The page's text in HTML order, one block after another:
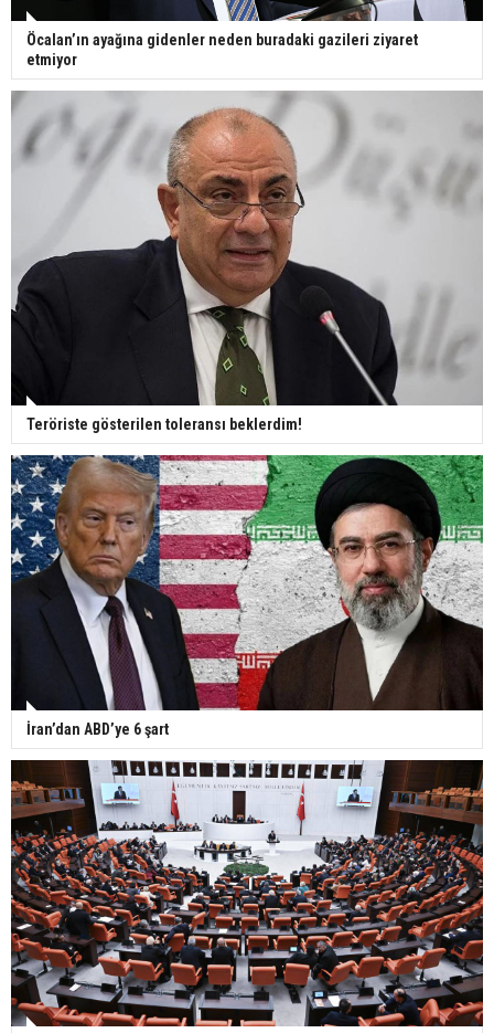
Öcalan’ın ayağına gidenler neden buradaki gazileri ziyaret
etmiyor
Teröriste gösterilen toleransı beklerdim!
İran’dan ABD’ye 6 şart